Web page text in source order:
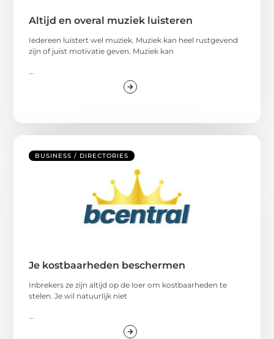
Altijd en overal muziek luisteren
Iedereen luistert wel muziek. Muziek kan heel rustgevend
zijn of juist motivatie geven. Muziek kan
BUSINESS / DIRECTORIES
Je kostbaarheden beschermen
Inbrekers ze zijn altijd op de loer om kostbaarheden te
stelen. Je wil natuurlijk niet